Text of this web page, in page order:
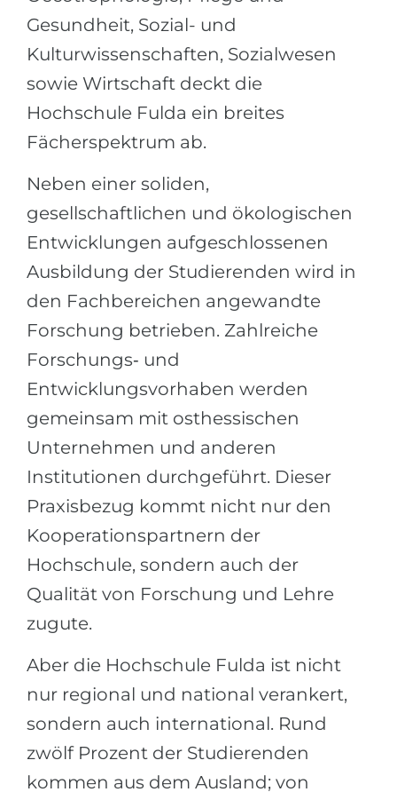
Gesundheit, Sozial- und
Kulturwissenschaften, Sozialwesen
sowie Wirtschaft deckt die
Hochschule Fulda ein breites
Fächerspektrum ab.
Neben einer soliden,
gesellschaftlichen und ökologischen
Entwicklungen aufgeschlossenen
Ausbildung der Studierenden wird in
den Fachbereichen angewandte
Forschung betrieben. Zahlreiche
Forschungs‑ und
Entwicklungsvorhaben werden
gemeinsam mit osthessischen
Unternehmen und anderen
Institutionen durchgeführt. Dieser
Praxisbezug kommt nicht nur den
Kooperationspartnern der
Hochschule, sondern auch der
Qualität von Forschung und Lehre
zugute.
Aber die Hochschule Fulda ist nicht
nur regional und national verankert,
sondern auch international. Rund
zwölf Prozent der Studierenden
kommen aus dem Ausland; von